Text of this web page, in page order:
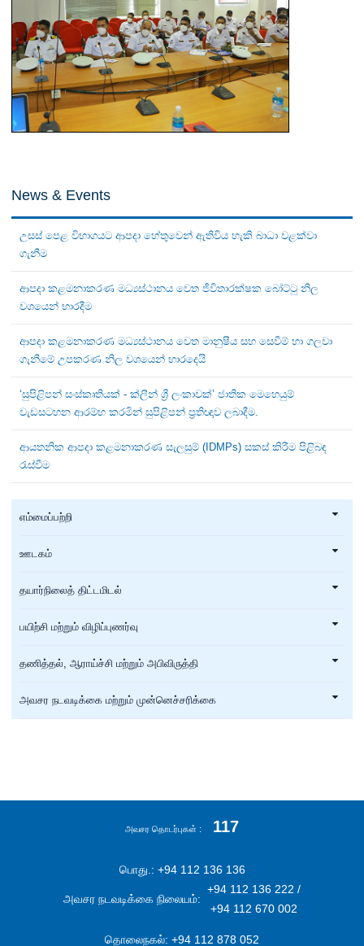
News & Events
උසස් පෙළ විභාගයට ආපදා හේතුවෙන් ඇතිවිය හැකි බාධා වළක්වා
ගැනීම
ආපදා කළමනාකරණ මධ්‍යස්ථානය වෙත ජීවිතාරක්ෂක බෝට්ටු නිල
වශයෙන් භාරදීම
ආපදා කළමනාකරණ මධ්‍යස්ථානය වෙත මානුෂීය සහ සෙවීම් හා ගලවා
ගැනීමේ උපකරණ නිල වශයෙන් භාරදෙයි
‘සුපිළිපන් සංස්කෘතියක් - ක්ලීන් ශ්‍රී ලංකාවක්’ ජාතික මෙහෙයුම්
වැඩසටහන ආරම්භ කරමින් සුපිළිපන් ප්‍රතිඥාව ලබාදීම.
ආයතනික ආපදා කළමනාකරණ සැලසුම් (IDMPs) සකස් කිරීම පිළිබඳ
රැස්වීම
எம்மைப்பற்றி
ஊடகம்
தயார்நிலைத் திட்டமிடல்
பயிற்சி மற்றும் விழிப்புணர்வு
தணித்தல், ஆராய்ச்சி மற்றும் அபிவிருத்தி
அவசர நடவடிக்கை மற்றும் முன்னெச்சரிக்கை
அவசர தொடர்புகள் 117
பொது.: +94 112 136 136
அவசர நடவடிக்கை நிலையம்:
+94 112 136 222 /
+94 112 670 002
தொலைநகல்: +94 112 878 052